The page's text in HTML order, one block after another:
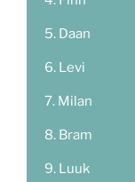
Daan
Levi
Milan
Bram
Luuk